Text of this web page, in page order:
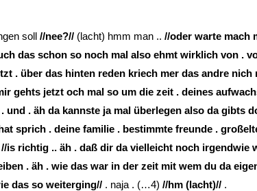
soll //nee?// (lacht) hmm man .. //oder warte mach
das schon so noch mal also ehmt wirklich von .
. über das hinten reden kriech mer das andre nich
gehts jetzt och mal so um die zeit . deines
. äh da kannste ja mal überlegen also da gibts
sprich . deine familie . bestimmte freunde .
//is richtig .. äh . daß dir da vielleicht noch irgendwie
. äh . wie das war in der zeit mit wem du da
das so weiterging// . naja . (…4) //hm (lacht)// .